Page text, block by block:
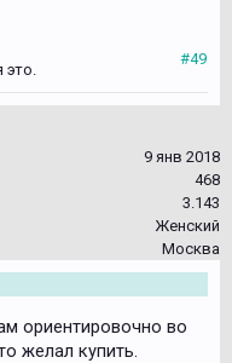
#49
это.
9 янв 2018
468
3.143
Женский
Москва
ориентировочно во
желал купить.